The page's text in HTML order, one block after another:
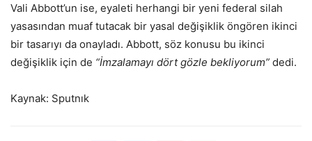
Vali Abbott’un ise, eyaleti herhangi bir yeni federal silah
yasasından muaf tutacak bir yasal değişiklik öngören ikinci
bir tasarıyı da onayladı. Abbott, söz konusu bu ikinci
değişiklik için de “İmzalamayı dört gözle bekliyorum” dedi.
Kaynak: Sputnık